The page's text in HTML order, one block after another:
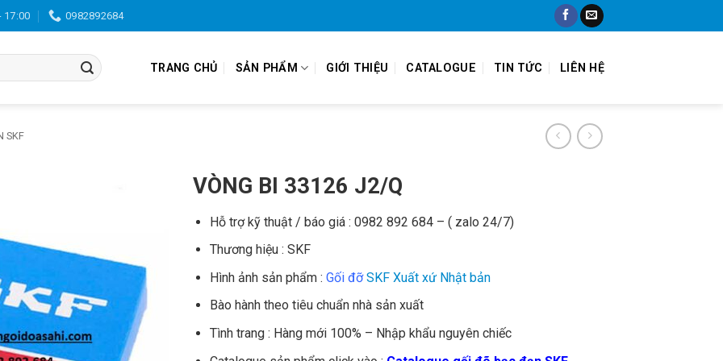
17:00 0982892684
TRANG CHỦ SẢN PHẨM GIỚI THIỆU CATALOGUE TIN TỨC LIÊN HỆ
SKF
VÒNG BI 33126 J2/Q
Hỗ trợ kỹ thuật / báo giá : 0982 892 684 – ( zalo 24/7)
Thương hiệu : SKF
Hình ảnh sản phẩm : Gối đỡSKF Xuất xứ Nhật bản
Bào hành theo tiêu chuẩn nhà sản xuất
Tình trang : Hàng mới 100% – Nhập khẩu nguyên chiếc